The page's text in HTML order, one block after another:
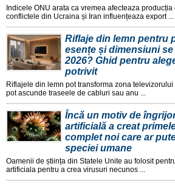
Indicele ONU arata ca vremea afecteaza producția
conflictele din Ucraina și Iran influențeaza export ...
Riflaje din lemn pentru
esențe și dimensiuni
2026? Ghid pentru
potrivit
Riflajele din lemn pot transforma zona
pot ascunde traseele de cabluri sau anu ...
Încă un motiv de
artificială a creat
complet noi care ar
speciei umane
Oamenii de știința din Statele Unite au folosit
artificiala pentru a crea virusuri necunos ...